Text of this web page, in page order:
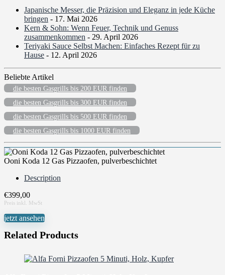
Japanische Messer, die Präzision und Eleganz in jede Küche
bringen - 17. Mai 2026
Kern & Sohn: Wenn Feuer, Technik und Genuss
zusammenkommen - 29. April 2026
Teriyaki Sauce Selbst Machen: Einfaches Rezept für zu
Hause - 12. April 2026
Beliebte Artikel
die besten Gasgrills bis 200 EUR finden
die besten Gasgrills bis 300 EUR finden
die besten Gasgrills bis 500 EUR finden
die besten Gasgrills bis 1000 EUR finden
Ooni Koda 12 Gas Pizzaofen, pulverbeschichtet
Description
€399,00
jetzt ansehen
Related Products